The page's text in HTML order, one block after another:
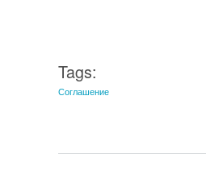
Tags:
Соглашение